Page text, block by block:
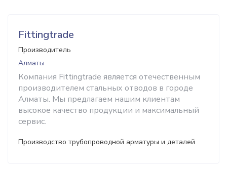
Fittingtrade
Производитель
Алматы
Компания Fittingtrade является отечественным
производителем стальных отводов в городе
Алматы. Мы предлагаем нашим клиентам
высокое качество продукции и максимальный
сервис.
Производство трубопроводной арматуры и деталей